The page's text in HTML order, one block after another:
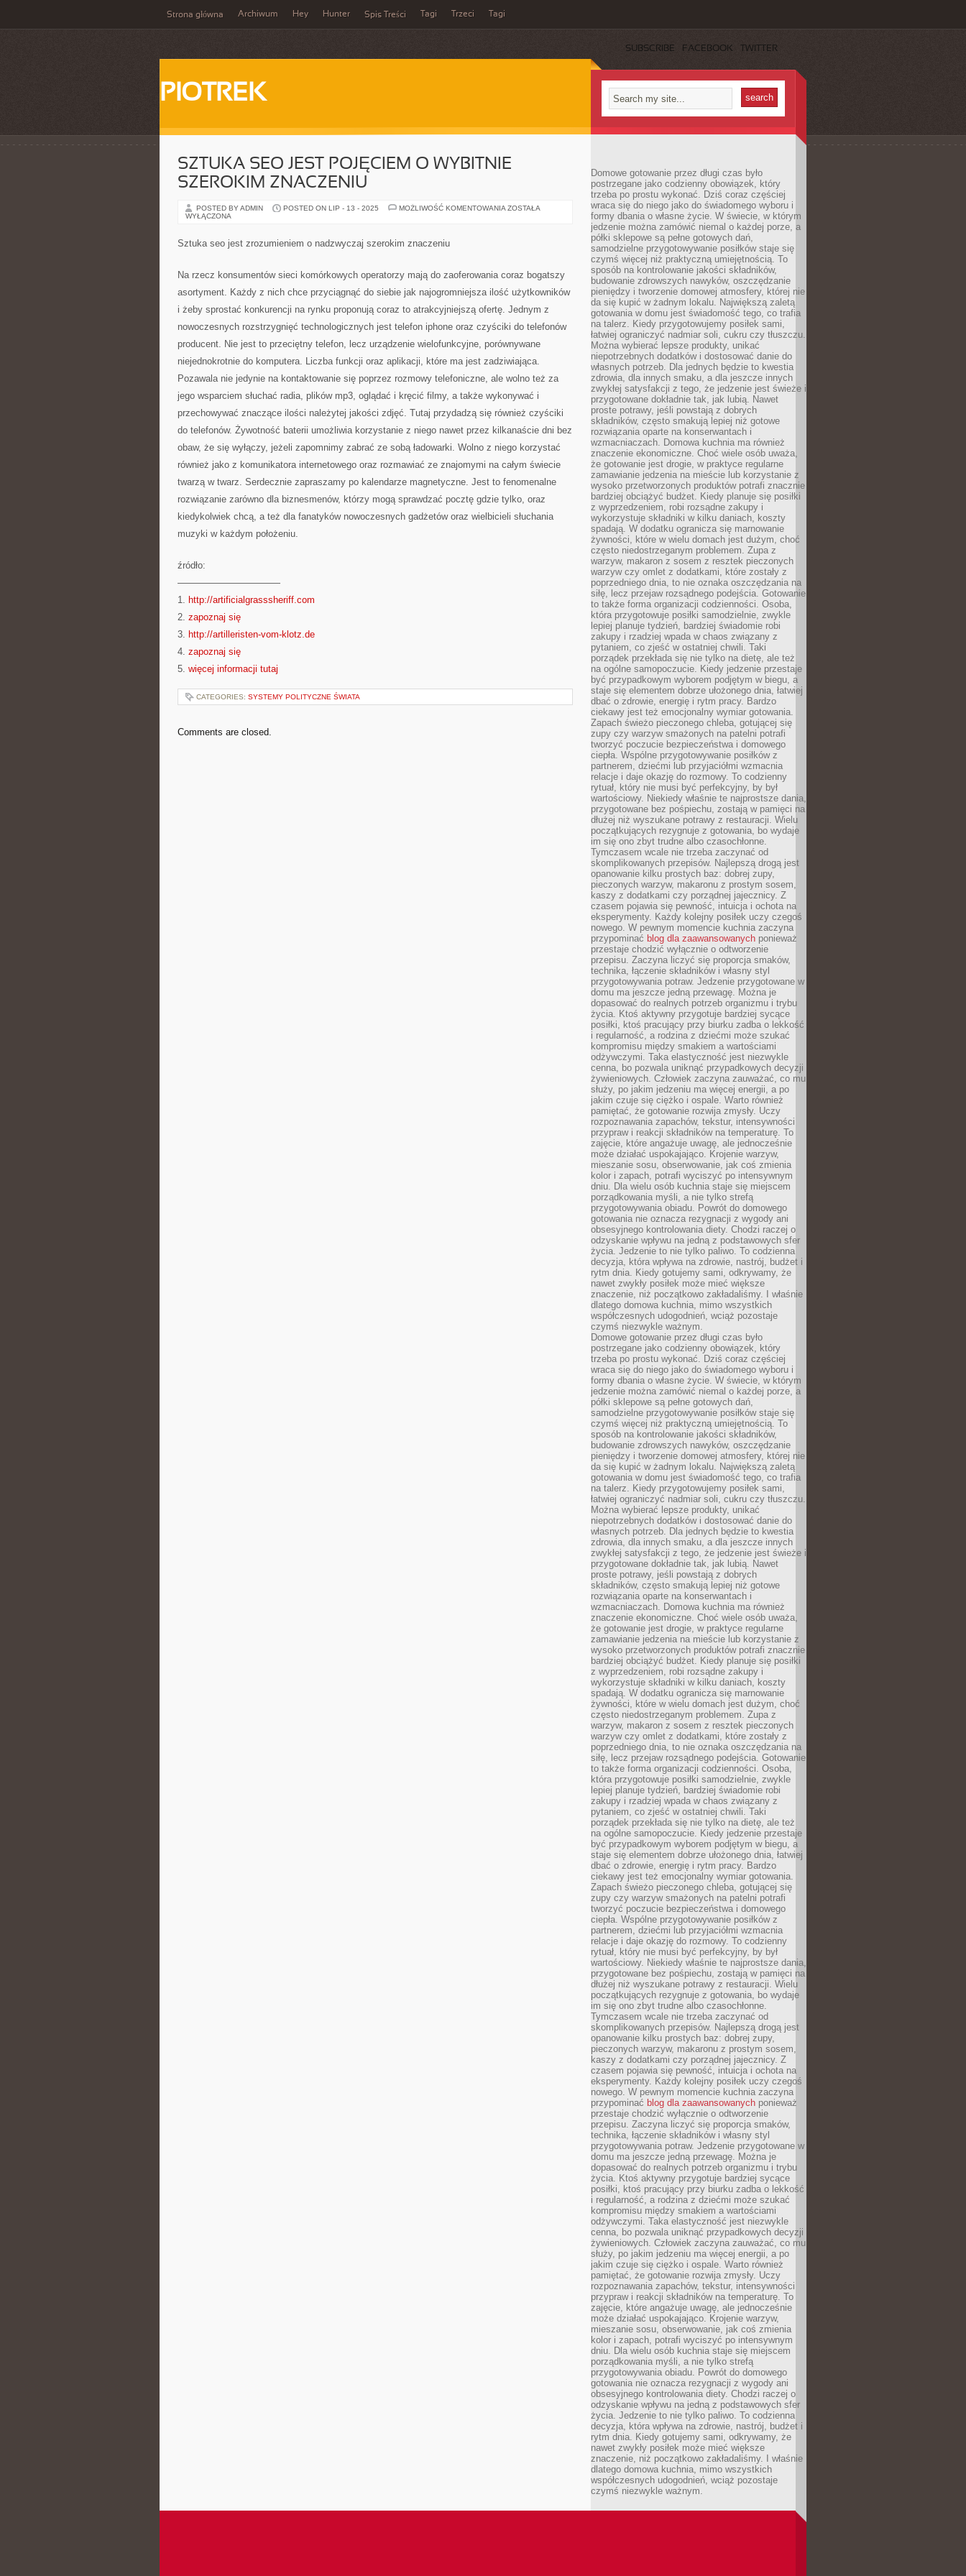
Strona główna Archiwum Hey Hunter Spis Treści Tagi Trzeci Tagi
SUBSCRIBE FACEBOOK TWITTER
PIOTREK
SZTUKA SEO JEST POJĘCIEM O WYBITNIE
SZEROKIM ZNACZENIU
POSTED BY ADMIN POSTED ON LIP - 13 - 2025 MOŻLIWOŚĆ KOMENTOWANIA SZTUKA
ZOSTAŁA
WYŁĄCZONA
Sztuka seo jest zrozumieniem o nadzwyczaj szerokim znaczeniu
Na rzecz konsumentów sieci komórkowych operatorzy mają do zaoferowania coraz bogatszy
asortyment. Każdy z nich chce przyciągnąć do siebie jak najogromniejsza ilość użytkowników
i żeby sprostać konkurencji na rynku proponują coraz to atrakcyjniejszą ofertę. Jednym z
nowoczesnych rozstrzygnięć technologicznych jest telefon iphone oraz czyściki do telefonów
producent. Nie jest to przeciętny telefon, lecz urządzenie wielofunkcyjne, porównywane
niejednokrotnie do komputera. Liczba funkcji oraz aplikacji, które ma jest zadziwiająca.
Pozawala nie jedynie na kontaktowanie się poprzez rozmowy telefoniczne, ale wolno też za
jego wsparciem słuchać radia, plików mp3, oglądać i kręcić filmy, a także wykonywać i
przechowywać znaczące ilości należytej jakości zdjęć. Tutaj przydadzą się również czyściki
do telefonów. Żywotność baterii umożliwia korzystanie z niego nawet przez kilkanaście dni bez
obaw, że się wyłączy, jeżeli zapomnimy zabrać ze sobą ładowarki. Wolno z niego korzystać
również jako z komunikatora internetowego oraz rozmawiać ze znajomymi na całym świecie
twarzą w twarz. Serdecznie zapraszamy po kalendarze magnetyczne. Jest to fenomenalne
rozwiązanie zarówno dla biznesmenów, którzy mogą sprawdzać pocztę gdzie tylko, oraz
kiedykolwiek chcą, a też dla fanatyków nowoczesnych gadżetów oraz wielbicieli słuchania
muzyki w każdym położeniu.
źródło:
———————————
1. http://artificialgrasssheriff.com
2. zapoznaj się
3. http://artilleristen-vom-klotz.de
4. zapoznaj się
5. więcej informacji tutaj
CATEGORIES: SYSTEMY POLITYCZNE ŚWIATA
Comments are closed.
Domowe gotowanie przez długi czas było
postrzegane jako codzienny obowiązek, który
trzeba po prostu wykonać. Dziś coraz częściej
wraca się do niego jako do świadomego wyboru i
formy dbania o własne życie. W świecie, w którym
jedzenie można zamówić niemal o każdej porze, a
półki sklepowe są pełne gotowych dań,
samodzielne przygotowywanie posiłków staje się
czymś więcej niż praktyczną umiejętnością. To
sposób na kontrolowanie jakości składników,
budowanie zdrowszych nawyków, oszczędzanie
pieniędzy i tworzenie domowej atmosfery, której nie
da się kupić w żadnym lokalu. Największą zaletą
gotowania w domu jest świadomość tego, co trafia
na talerz. Kiedy przygotowujemy posiłek sami,
łatwiej ograniczyć nadmiar soli, cukru czy tłuszczu.
Można wybierać lepsze produkty, unikać
niepotrzebnych dodatków i dostosować danie do
własnych potrzeb. Dla jednych będzie to kwestia
zdrowia, dla innych smaku, a dla jeszcze innych
zwykłej satysfakcji z tego, że jedzenie jest świeże i
przygotowane dokładnie tak, jak lubią. Nawet
proste potrawy, jeśli powstają z dobrych
składników, często smakują lepiej niż gotowe
rozwiązania oparte na konserwantach i
wzmacniaczach. Domowa kuchnia ma również
znaczenie ekonomiczne. Choć wiele osób uważa,
że gotowanie jest drogie, w praktyce regularne
zamawianie jedzenia na mieście lub korzystanie z
wysoko przetworzonych produktów potrafi znacznie
bardziej obciążyć budżet. Kiedy planuje się posiłki
z wyprzedzeniem, robi rozsądne zakupy i
wykorzystuje składniki w kilku daniach, koszty
spadają. W dodatku ogranicza się marnowanie
żywności, które w wielu domach jest dużym, choć
często niedostrzeganym problemem. Zupa z
warzyw, makaron z sosem z resztek pieczonych
warzyw czy omlet z dodatkami, które zostały z
poprzedniego dnia, to nie oznaka oszczędzania na
siłę, lecz przejaw rozsądnego podejścia. Gotowanie
to także forma organizacji codzienności. Osoba,
która przygotowuje posiłki samodzielnie, zwykle
lepiej planuje tydzień, bardziej świadomie robi
zakupy i rzadziej wpada w chaos związany z
pytaniem, co zjeść w ostatniej chwili. Taki
porządek przekłada się nie tylko na dietę, ale też
na ogólne samopoczucie. Kiedy jedzenie przestaje
być przypadkowym wyborem podjętym w biegu, a
staje się elementem dobrze ułożonego dnia, łatwiej
dbać o zdrowie, energię i rytm pracy. Bardzo
ciekawy jest też emocjonalny wymiar gotowania.
Zapach świeżo pieczonego chleba, gotującej się
zupy czy warzyw smażonych na patelni potrafi
tworzyć poczucie bezpieczeństwa i domowego
ciepła. Wspólne przygotowywanie posiłków z
partnerem, dziećmi lub przyjaciółmi wzmacnia
relacje i daje okazję do rozmowy. To codzienny
rytuał, który nie musi być perfekcyjny, by był
wartościowy. Niekiedy właśnie te najprostsze dania,
przygotowane bez pośpiechu, zostają w pamięci na
dłużej niż wyszukane potrawy z restauracji. Wielu
początkujących rezygnuje z gotowania, bo wydaje
im się ono zbyt trudne albo czasochłonne.
Tymczasem wcale nie trzeba zaczynać od
skomplikowanych przepisów. Najlepszą drogą jest
opanowanie kilku prostych baz: dobrej zupy,
pieczonych warzyw, makaronu z prostym sosem,
kaszy z dodatkami czy porządnej jajecznicy. Z
czasem pojawia się pewność, intuicja i ochota na
eksperymenty. Każdy kolejny posiłek uczy czegoś
nowego. W pewnym momencie kuchnia zaczyna
przypominać blog dla zaawansowanych ponieważ
przestaje chodzić wyłącznie o odtworzenie
przepisu. Zaczyna liczyć się proporcja smaków,
technika, łączenie składników i własny styl
przygotowywania potraw. Jedzenie przygotowane w
domu ma jeszcze jedną przewagę. Można je
dopasować do realnych potrzeb organizmu i trybu
życia. Ktoś aktywny przygotuje bardziej sycące
posiłki, ktoś pracujący przy biurku zadba o lekkość
i regularność, a rodzina z dziećmi może szukać
kompromisu między smakiem a wartościami
odżywczymi. Taka elastyczność jest niezwykle
cenna, bo pozwala uniknąć przypadkowych decyzji
żywieniowych. Człowiek zaczyna zauważać, co mu
służy, po jakim jedzeniu ma więcej energii, a po
jakim czuje się ciężko i ospale. Warto również
pamiętać, że gotowanie rozwija zmysły. Uczy
rozpoznawania zapachów, tekstur, intensywności
przypraw i reakcji składników na temperaturę. To
zajęcie, które angażuje uwagę, ale jednocześnie
może działać uspokajająco. Krojenie warzyw,
mieszanie sosu, obserwowanie, jak coś zmienia
kolor i zapach, potrafi wyciszyć po intensywnym
dniu. Dla wielu osób kuchnia staje się miejscem
porządkowania myśli, a nie tylko strefą
przygotowywania obiadu. Powrót do domowego
gotowania nie oznacza rezygnacji z wygody ani
obsesyjnego kontrolowania diety. Chodzi raczej o
odzyskanie wpływu na jedną z podstawowych sfer
życia. Jedzenie to nie tylko paliwo. To codzienna
decyzja, która wpływa na zdrowie, nastrój, budżet i
rytm dnia. Kiedy gotujemy sami, odkrywamy, że
nawet zwykły posiłek może mieć większe
znaczenie, niż początkowo zakładaliśmy. I właśnie
dlatego domowa kuchnia, mimo wszystkich
współczesnych udogodnień, wciąż pozostaje
czymś niezwykle ważnym.
Domowe gotowanie przez długi czas było
postrzegane jako codzienny obowiązek, który
trzeba po prostu wykonać. Dziś coraz częściej
wraca się do niego jako do świadomego wyboru i
formy dbania o własne życie. W świecie, w którym
jedzenie można zamówić niemal o każdej porze, a
półki sklepowe są pełne gotowych dań,
samodzielne przygotowywanie posiłków staje się
czymś więcej niż praktyczną umiejętnością. To
sposób na kontrolowanie jakości składników,
budowanie zdrowszych nawyków, oszczędzanie
pieniędzy i tworzenie domowej atmosfery, której nie
da się kupić w żadnym lokalu. Największą zaletą
gotowania w domu jest świadomość tego, co trafia
na talerz. Kiedy przygotowujemy posiłek sami,
łatwiej ograniczyć nadmiar soli, cukru czy tłuszczu.
Można wybierać lepsze produkty, unikać
niepotrzebnych dodatków i dostosować danie do
własnych potrzeb. Dla jednych będzie to kwestia
zdrowia, dla innych smaku, a dla jeszcze innych
zwykłej satysfakcji z tego, że jedzenie jest świeże i
przygotowane dokładnie tak, jak lubią. Nawet
proste potrawy, jeśli powstają z dobrych
składników, często smakują lepiej niż gotowe
rozwiązania oparte na konserwantach i
wzmacniaczach. Domowa kuchnia ma również
znaczenie ekonomiczne. Choć wiele osób uważa,
że gotowanie jest drogie, w praktyce regularne
zamawianie jedzenia na mieście lub korzystanie z
wysoko przetworzonych produktów potrafi znacznie
bardziej obciążyć budżet. Kiedy planuje się posiłki
z wyprzedzeniem, robi rozsądne zakupy i
wykorzystuje składniki w kilku daniach, koszty
spadają. W dodatku ogranicza się marnowanie
żywności, które w wielu domach jest dużym, choć
często niedostrzeganym problemem. Zupa z
warzyw, makaron z sosem z resztek pieczonych
warzyw czy omlet z dodatkami, które zostały z
poprzedniego dnia, to nie oznaka oszczędzania na
siłę, lecz przejaw rozsądnego podejścia. Gotowanie
to także forma organizacji codzienności. Osoba,
która przygotowuje posiłki samodzielnie, zwykle
lepiej planuje tydzień, bardziej świadomie robi
zakupy i rzadziej wpada w chaos związany z
pytaniem, co zjeść w ostatniej chwili. Taki
porządek przekłada się nie tylko na dietę, ale też
na ogólne samopoczucie. Kiedy jedzenie przestaje
być przypadkowym wyborem podjętym w biegu, a
staje się elementem dobrze ułożonego dnia, łatwiej
dbać o zdrowie, energię i rytm pracy. Bardzo
ciekawy jest też emocjonalny wymiar gotowania.
Zapach świeżo pieczonego chleba, gotującej się
zupy czy warzyw smażonych na patelni potrafi
tworzyć poczucie bezpieczeństwa i domowego
ciepła. Wspólne przygotowywanie posiłków z
partnerem, dziećmi lub przyjaciółmi wzmacnia
relacje i daje okazję do rozmowy. To codzienny
rytuał, który nie musi być perfekcyjny, by był
wartościowy. Niekiedy właśnie te najprostsze dania,
przygotowane bez pośpiechu, zostają w pamięci na
dłużej niż wyszukane potrawy z restauracji. Wielu
początkujących rezygnuje z gotowania, bo wydaje
im się ono zbyt trudne albo czasochłonne.
Tymczasem wcale nie trzeba zaczynać od
skomplikowanych przepisów. Najlepszą drogą jest
opanowanie kilku prostych baz: dobrej zupy,
pieczonych warzyw, makaronu z prostym sosem,
kaszy z dodatkami czy porządnej jajecznicy. Z
czasem pojawia się pewność, intuicja i ochota na
eksperymenty. Każdy kolejny posiłek uczy czegoś
nowego. W pewnym momencie kuchnia zaczyna
przypominać blog dla zaawansowanych ponieważ
przestaje chodzić wyłącznie o odtworzenie
przepisu. Zaczyna liczyć się proporcja smaków,
technika, łączenie składników i własny styl
przygotowywania potraw. Jedzenie przygotowane w
domu ma jeszcze jedną przewagę. Można je
dopasować do realnych potrzeb organizmu i trybu
życia. Ktoś aktywny przygotuje bardziej sycące
posiłki, ktoś pracujący przy biurku zadba o lekkość
i regularność, a rodzina z dziećmi może szukać
kompromisu między smakiem a wartościami
odżywczymi. Taka elastyczność jest niezwykle
cenna, bo pozwala uniknąć przypadkowych decyzji
żywieniowych. Człowiek zaczyna zauważać, co mu
służy, po jakim jedzeniu ma więcej energii, a po
jakim czuje się ciężko i ospale. Warto również
pamiętać, że gotowanie rozwija zmysły. Uczy
rozpoznawania zapachów, tekstur, intensywności
przypraw i reakcji składników na temperaturę. To
zajęcie, które angażuje uwagę, ale jednocześnie
może działać uspokajająco. Krojenie warzyw,
mieszanie sosu, obserwowanie, jak coś zmienia
kolor i zapach, potrafi wyciszyć po intensywnym
dniu. Dla wielu osób kuchnia staje się miejscem
porządkowania myśli, a nie tylko strefą
przygotowywania obiadu. Powrót do domowego
gotowania nie oznacza rezygnacji z wygody ani
obsesyjnego kontrolowania diety. Chodzi raczej o
odzyskanie wpływu na jedną z podstawowych sfer
życia. Jedzenie to nie tylko paliwo. To codzienna
decyzja, która wpływa na zdrowie, nastrój, budżet i
rytm dnia. Kiedy gotujemy sami, odkrywamy, że
nawet zwykły posiłek może mieć większe
znaczenie, niż początkowo zakładaliśmy. I właśnie
dlatego domowa kuchnia, mimo wszystkich
współczesnych udogodnień, wciąż pozostaje
czymś niezwykle ważnym.